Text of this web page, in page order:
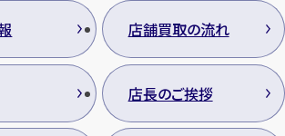
店舗買取の流れ
店長のご挨拶